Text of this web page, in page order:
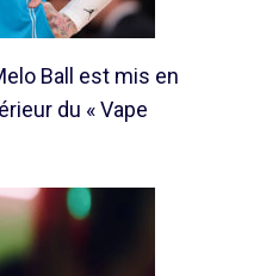
Ball est mis en
du « Vape